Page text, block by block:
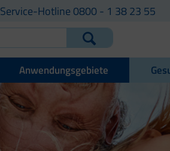
Service-Hotline 0800 - 1 38 23 55
Anwendungsgebiete